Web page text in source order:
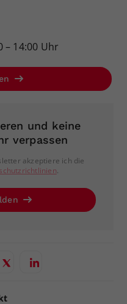
– 14:00 Uhr
und keine
verpassen
akzeptiere ich die
.